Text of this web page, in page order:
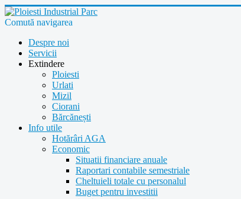
Comută navigarea
Despre noi
Servicii
Extindere
Ploiesti
Urlati
Mizil
Ciorani
Bărcănești
Info utile
Hotărâri AGA
Economic
Situatii financiare anuale
Raportari contabile semestriale
Cheltuieli totale cu personalul
Buget pentru investitii